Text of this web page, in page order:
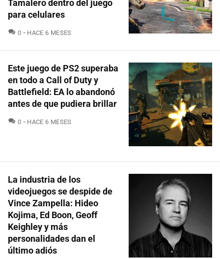
Tamalero dentro del juego
para celulares
0 COMENTARIOS
HACE 6 MESES
Este juego de PS2 superaba
en todo a Call of Duty y
Battlefield: EA lo abandonó
antes de que pudiera brillar
0 COMENTARIOS
HACE 6 MESES
La industria de los
videojuegos se despide de
Vince Zampella: Hideo
Kojima, Ed Boon, Geoff
Keighley y más
personalidades dan el
último adiós